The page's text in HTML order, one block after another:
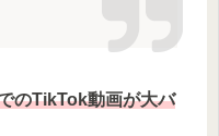
のTikTok動画が大バ